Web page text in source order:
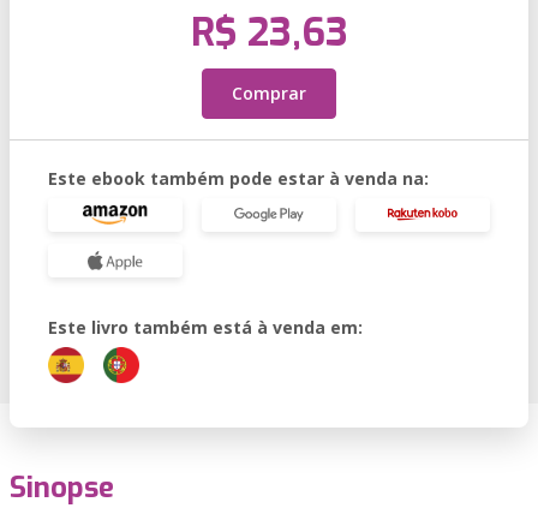
R$ 23,63
Comprar
Este ebook também pode estar à venda na:
Este livro também está à venda em:
Sinopse